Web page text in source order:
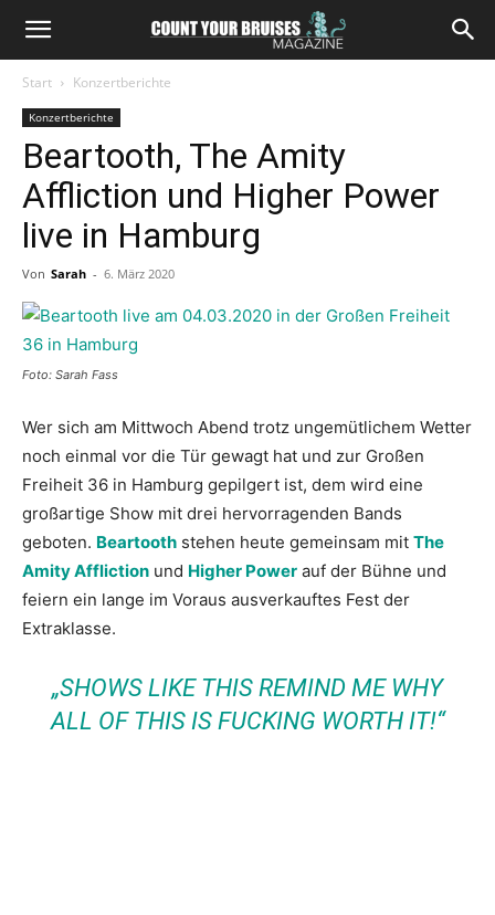
Start Konzertberichte
Konzertberichte
Beartooth, The Amity
Affliction und Higher Power
live in Hamburg
Von Sarah - 6. März 2020
Foto: Sarah Fass
Wer sich am Mittwoch Abend trotz ungemütlichem Wetter
noch einmal vor die Tür gewagt hat und zur Großen
Freiheit 36 in Hamburg gepilgert ist, dem wird eine
großartige Show mit drei hervorragenden Bands
geboten. Beartooth stehen heute gemeinsam mit The
Amity Affliction und Higher Power auf der Bühne und
feiern ein lange im Voraus ausverkauftes Fest der
Extraklasse.
„SHOWS LIKE THIS REMIND ME WHY
ALL OF THIS IS FUCKING WORTH IT!“